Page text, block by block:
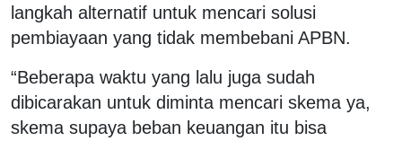
langkah alternatif untuk mencari solusi
pembiayaan yang tidak membebani APBN.
“Beberapa waktu yang lalu juga sudah
dibicarakan untuk diminta mencari skema ya,
skema supaya beban keuangan itu bisa